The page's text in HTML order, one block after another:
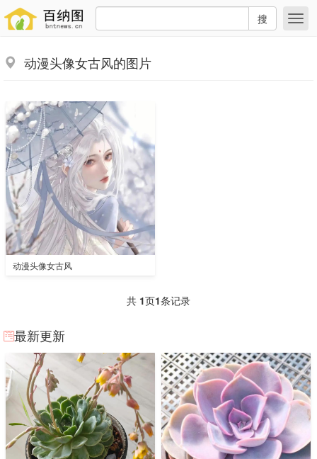
搜
动漫头像女古风的图片
动漫头像女古风
共 1页1条记录
最新更新